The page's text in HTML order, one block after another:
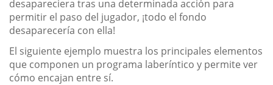
desapareciera tras una determinada acción para
permitir el paso del jugador, ¡todo el fondo
desaparecería con ella!
El siguiente ejemplo muestra los principales elementos
que componen un programa laberíntico y permite ver
cómo encajan entre sí.